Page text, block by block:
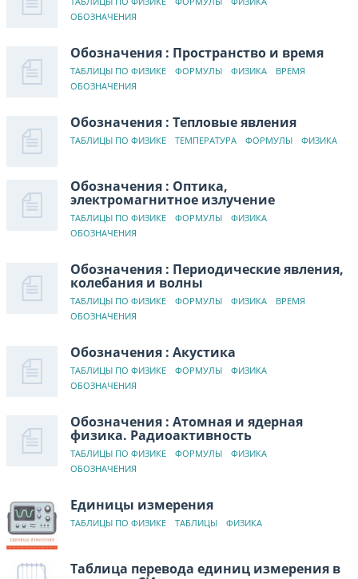
ОБОЗНАЧЕНИЯ
Обозначения : Пространство и время
ТАБЛИЦЫ ПО ФИЗИКЕ ФОРМУЛЫ ФИЗИКА
ВРЕМЯ
ОБОЗНАЧЕНИЯ
Обозначения : Тепловые явления
ТАБЛИЦЫ ПО ФИЗИКЕ ТЕМПЕРАТУРА ФОРМУЛЫ ФИЗИКА
Обозначения : Оптика,
электромагнитное излучение
ТАБЛИЦЫ ПО ФИЗИКЕ ФОРМУЛЫ
ФИЗИКА
ОБОЗНАЧЕНИЯ
Обозначения : Периодические явления,
колебания и волны
ТАБЛИЦЫ ПО ФИЗИКЕ ФОРМУЛЫ ФИЗИКА
ВРЕМЯ
ОБОЗНАЧЕНИЯ
Обозначения : Акустика
ТАБЛИЦЫ ПО ФИЗИКЕ ФОРМУЛЫ
ФИЗИКА
ОБОЗНАЧЕНИЯ
Обозначения : Атомная и ядерная
физика. Радиоактивность
ТАБЛИЦЫ ПО ФИЗИКЕ ФОРМУЛЫ
ФИЗИКА
ОБОЗНАЧЕНИЯ
Единицы измерения
ТАБЛИЦЫ ПО ФИЗИКЕ ТАБЛИЦЫ ФИЗИКА
Таблица перевода единиц измерения в